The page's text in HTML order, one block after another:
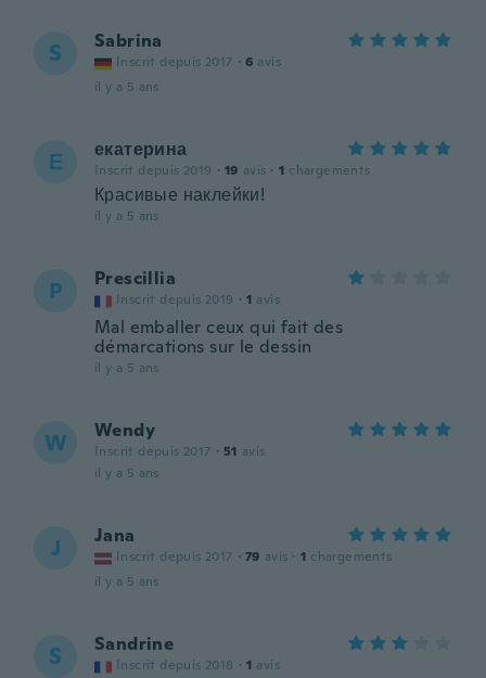
S Sabrina
Inscrit depuis 2017 · 6 avis
il y a 5 ans
Е екатерина
Inscrit depuis 2019 · 19 avis · 1 chargements
Красивые наклейки!
il y a 5 ans
P Prescillia
Inscrit depuis 2019 · 1 avis
Mal emballer ceux qui fait des
démarcations sur le dessin
il y a 5 ans
W Wendy
Inscrit depuis 2017 · 51 avis
il y a 5 ans
J Jana
Inscrit depuis 2017 · 79 avis · 1 chargements
il y a 5 ans
S Sandrine
Inscrit depuis 2018 · 1 avis